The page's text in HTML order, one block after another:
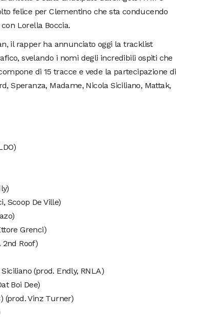
felice per Clementino che sta conducendo
Lorella Boccia.
il rapper ha annunciato oggi la tracklist
svelando i nomi degli incredibili ospiti che
di 15 tracce e vede la partecipazione di
Speranza, Madame, Nicola Siciliano, Mattak,
Scoop De Ville)
Grenci)
2nd Roof)
(prod. Endly, RNLA)
Boi Dee)
(prod. Vinz Turner)